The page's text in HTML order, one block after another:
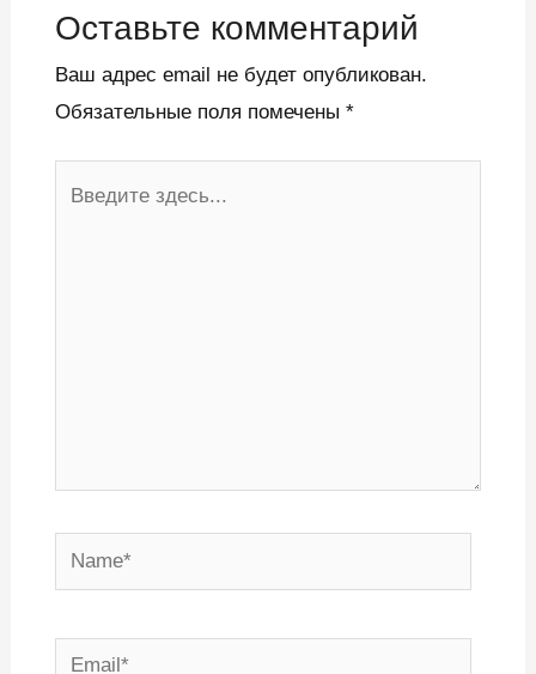
Оставьте комментарий
Ваш адрес email не будет опубликован.
Обязательные поля помечены *
Name*
Email*